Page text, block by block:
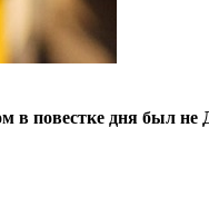
повестке дня был не